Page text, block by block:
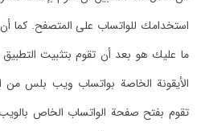
استخدامك للواتساب على المتصفح. كما
ما عليك هو بعد أن تقوم بتثبيت
الأيقونة الخاصة بواتساب ويب بلس من
تقوم بفتح صفحة الواتساب الخاص